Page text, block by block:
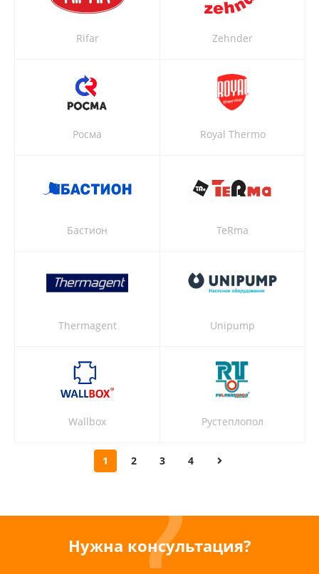
Rifar Zehnder
Росма Royal Thermo
Бастион TeRma
Thermagent Unipump
Wallbox Рустеплопол
1 2 3 4
Нужна консультация?